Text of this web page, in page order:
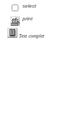
select
print
Text complet